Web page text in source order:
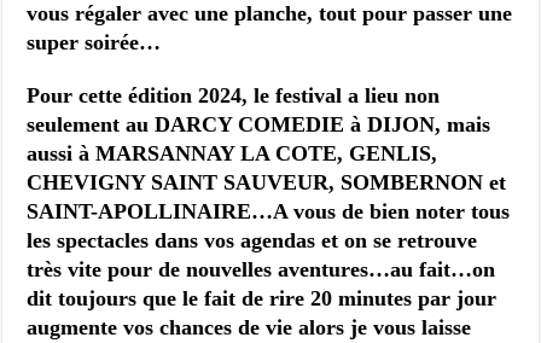
vous régaler avec une planche, tout pour passer une
super soirée…
Pour cette édition 2024, le festival a lieu non
seulement au DARCY COMEDIE à DIJON, mais
aussi à MARSANNAY LA COTE, GENLIS,
CHEVIGNY SAINT SAUVEUR, SOMBERNON et
SAINT-APOLLINAIRE…A vous de bien noter tous
les spectacles dans vos agendas et on se retrouve
très vite pour de nouvelles aventures…au fait…on
dit toujours que le fait de rire 20 minutes par jour
augmente vos chances de vie alors je vous laisse